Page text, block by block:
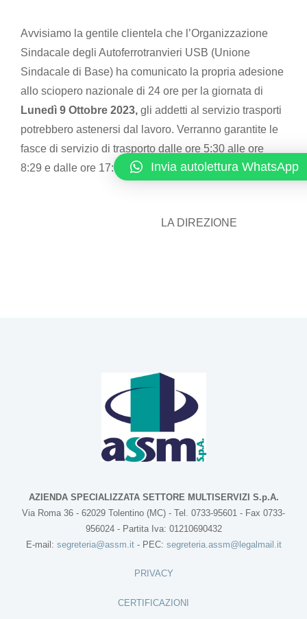
Avvisiamo la gentile clientela che l’Organizzazione
Sindacale degli Autoferrotranvieri USB (Unione
Sindacale di Base) ha comunicato la propria adesione
allo sciopero nazionale di 24 ore per la giornata di
Lunedì 9 Ottobre 2023, gli addetti al servizio trasporti
potrebbero astenersi dal lavoro. Verranno garantite le
fasce di servizio di trasporto dalle ore 5:30 alle ore
8:29 e dalle ore 17:00 alle ore 19:59.
LA DIREZIONE
AZIENDA SPECIALIZZATA SETTORE MULTISERVIZI S.p.A.
Via Roma 36 - 62029 Tolentino (MC) - Tel. 0733-95601 - Fax 0733-
956024 - Partita Iva: 01210690432
E-mail: segreteria@assm.it- PEC: segreteria.assm@legalmail.it
PRIVACY
CERTIFICAZIONI
Invia autolettura WhatsApp